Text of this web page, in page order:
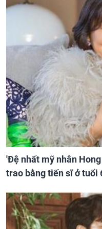
'Đệ nhất mỹ nhân
trao bằng tiến sĩ ở tuổi